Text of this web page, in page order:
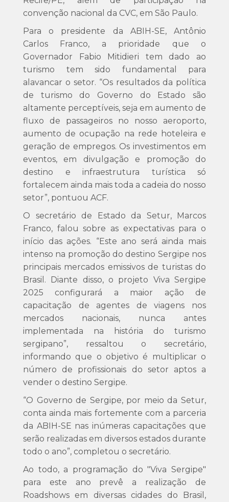
convenção nacional da CVC, em São Paulo.
Para o presidente da ABIH-SE, Antônio
Carlos Franco, a prioridade que o
Governador Fabio Mitidieri tem dado ao
turismo tem sido fundamental para
alavancar o setor. “Os resultados da política
de turismo do Governo do Estado são
altamente perceptíveis, seja em aumento de
fluxo de passageiros no nosso aeroporto,
aumento de ocupação na rede hoteleira e
geração de empregos. Os investimentos em
eventos, em divulgação e promoção do
destino e infraestrutura turística só
fortalecem ainda mais toda a cadeia do nosso
setor”, pontuou ACF.
O secretário de Estado da Setur, Marcos
Franco, falou sobre as expectativas para o
início das ações. “Este ano será ainda mais
intenso na promoção do destino Sergipe nos
principais mercados emissivos de turistas do
Brasil. Diante disso, o projeto Viva Sergipe
2025 configurará a maior ação de
capacitação de agentes de viagens nos
mercados nacionais, nunca antes
implementada na história do turismo
sergipano”, ressaltou o secretário,
informando que o objetivo é multiplicar o
número de profissionais do setor aptos a
vender o destino Sergipe.
“O Governo de Sergipe, por meio da Setur,
conta ainda mais fortemente com a parceria
da ABIH-SE nas inúmeras capacitações que
serão realizadas em diversos estados durante
todo o ano”, completou o secretário.
Ao todo, a programação do "Viva Sergipe"
para este ano prevê a realização de
Roadshows em diversas cidades do Brasil,